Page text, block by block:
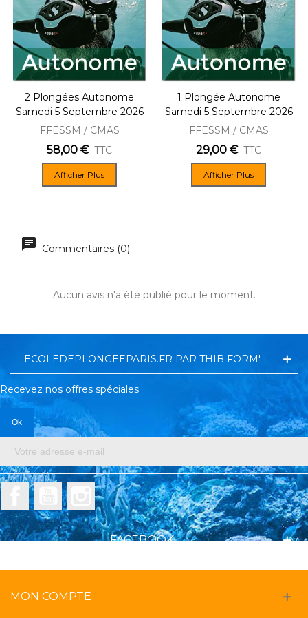
2 Plongées Autonome
Samedi 5 Septembre 2026
FFESSM / CMAS
58,00 € TTC
Afficher Plus
1 Plongée Autonome
Samedi 5 Septembre 2026
FFESSM / CMAS
29,00 € TTC
Afficher Plus
Commentaires (0)
Aucun avis n'a été publié pour le moment.
ECOLEDEPLONGEEPARIS.FR PAR THIB FORM'
Recevez nos offres spéciales
FacebookYouTubeInstagram
FACEBOOK
MON COMPTE